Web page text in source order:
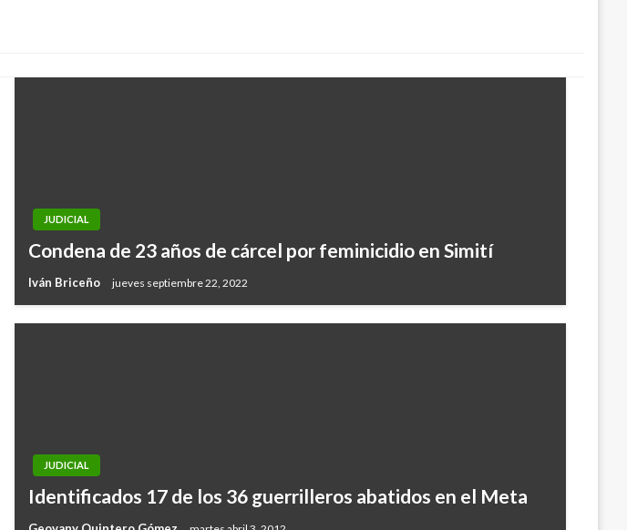
JUDICIAL
Condena de 23 años de cárcel por feminicidio en Simití
Iván Briceño jueves septiembre 22, 2022
JUDICIAL
Identificados 17 de los 36 guerrilleros abatidos en el Meta